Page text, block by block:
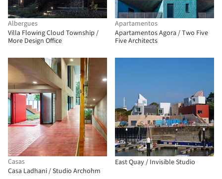
Albergues
Villa Flowing Cloud Township /
More Design Office
Apartamentos
Apartamentos Agora / Two Five
Five Architects
Casas
Casa Ladhani / Studio Archohm
East Quay / Invisible Studio